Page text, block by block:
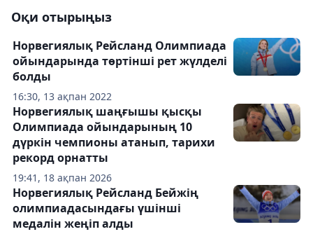
Оқи отырыңыз
16:30, 13 ақпан 2022
Норвегиялық Рейсланд Олимпиада
ойындарында төртінші рет жүлделі
болды
19:41, 18 ақпан 2026
Норвегиялық шаңғышы қысқы
Олимпиада ойындарының 10
дүркін чемпионы атанып, тарихи
рекорд орнатты
Норвегиялық Рейсланд Бейжің
олимпиадасындағы үшінші
медалін жеңіп алды